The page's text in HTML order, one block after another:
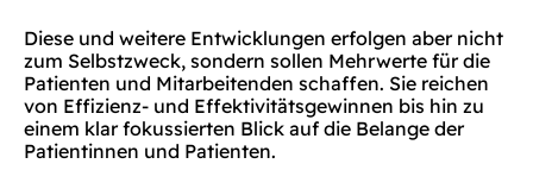
Diese und weitere Entwicklungen erfolgen aber nicht
zum Selbstzweck, sondern sollen Mehrwerte für die
Patienten und Mitarbeitenden schaffen. Sie reichen
von Effizienz- und Effektivitätsgewinnen bis hin zu
einem klar fokussierten Blick auf die Belange der
Patientinnen und Patienten.